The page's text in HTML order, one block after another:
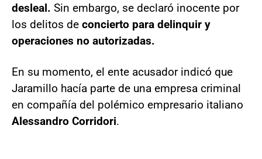
desleal. Sin embargo, se declaró inocente por
los delitos de concierto para delinquir y
operaciones no autorizadas.
En su momento, el ente acusador indicó que
Jaramillo hacía parte de una empresa criminal
en compañía del polémico empresario italiano
Alessandro Corridori.